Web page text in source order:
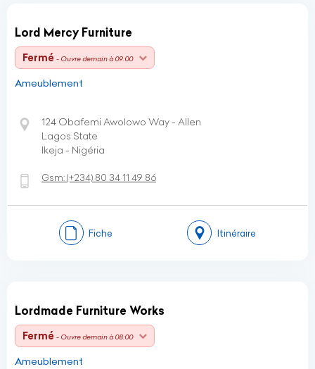
Lord Mercy Furniture
Fermé - Ouvre demain à 09:00
Ameublement
124 Obafemi Awolowo Way - Allen
Lagos State
Ikeja - Nigéria
Gsm:(+234) 80 34 11 49 86
Fiche Itinéraire
Lordmade Furniture Works
Fermé - Ouvre demain à 08:00
Ameublement